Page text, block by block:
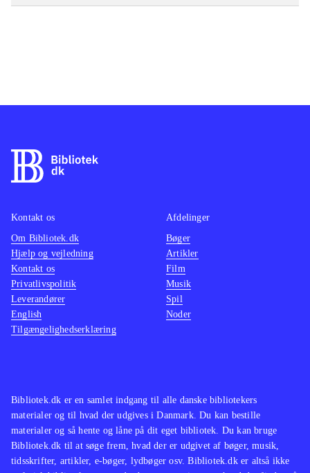
Bibliotek.dk er en samlet indgang til alle danske bibliotekers
materialer og til hvad der udgives i Danmark. Du kan bestille
materialer og så hente og låne på dit eget bibliotek. Du kan bruge
Bibliotek.dk til at søge frem, hvad der er udgivet af bøger, musik,
tidsskrifter, artikler, e-bøger, lydbøger osv. Bibliotek.dk er altså ikke
Kontakt os
Om Bibliotek.dk
Hjælp og vejledning
Kontakt os
Privatlivspolitik
Leverandører
English
Tilgængelighedserklæring
Afdelinger
Bøger
Artikler
Film
Musik
Spil
Noder